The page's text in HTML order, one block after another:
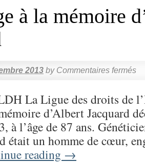
à la mémoire
2013 by Commentaires fermés
La Ligue des droits de
d’Albert Jacquard
à l’âge de 87 ans.
était un homme de cœur,
reading →